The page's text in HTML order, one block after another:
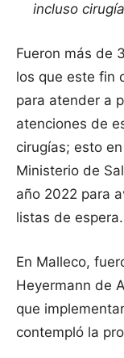
incluso
Fueron más de
los que este fin
para atender a
atenciones de
cirugías; esto
Ministerio de
año 2022 para
listas de espera.
En Malleco,
Heyermann de
que
contempló la